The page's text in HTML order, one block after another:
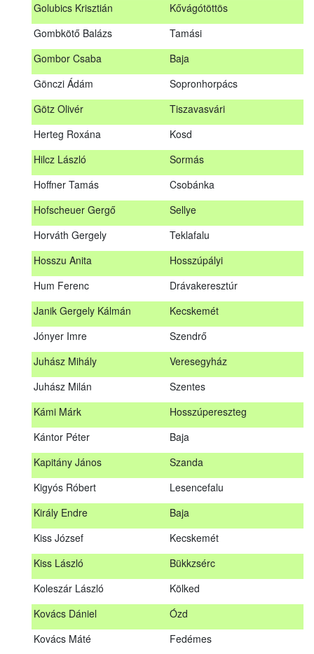
Golubics Krisztián
Kővágótöttös
Gombkötő Balázs
Tamási
Gombor Csaba
Baja
Gönczi Ádám
Sopronhorpács
Götz Olivér
Tiszavasvári
Herteg Roxána
Kosd
Hilcz László
Sormás
Hoffner Tamás
Csobánka
Hofscheuer Gergő
Sellye
Horváth Gergely
Teklafalu
Hosszu Anita
Hosszúpályi
Hum Ferenc
Drávakeresztúr
Janik Gergely Kálmán
Kecskemét
Jónyer Imre
Szendrő
Juhász Mihály
Veresegyház
Juhász Milán
Szentes
Kámi Márk
Hosszúpereszteg
Kántor Péter
Baja
Kapitány János
Szanda
Kigyós Róbert
Lesencefalu
Király Endre
Baja
Kiss József
Kecskemét
Kiss László
Bükkzsérc
Koleszár László
Kölked
Kovács Dániel
Ózd
Kovács Máté
Fedémes
Egyházasrádóc
Kiskorpád
Kővágótöttös
Gombor Csaba
Kosd
Csobánka
Horváth Gergely
Hosszu Anita
Drávakeresztúr
Szendrő
Veresegyház
Juhász Milán
Kámi Márk
Kántor Péter
Baja